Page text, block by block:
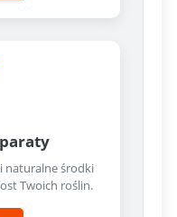
naturalne środki
Twoich roślin.